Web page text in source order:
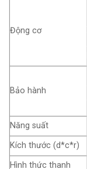
Động cơ
Bảo hành
Năng suất
Kích thước (d*c*r)
Hình thức thanh